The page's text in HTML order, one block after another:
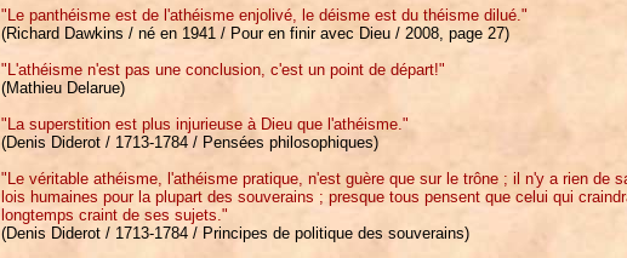
"Le panthéisme est de l'athéisme enjolivé, le déisme est du théisme dilué."
(Richard Dawkins / né en 1941 / Pour en finir avec Dieu / 2008, page 27)
"L'athéisme n'est pas une conclusion, c'est un point de départ!"
(Mathieu Delarue)
"La superstition est plus injurieuse à Dieu que l'athéisme."
(Denis Diderot / 1713-1784 / Pensées philosophiques)
"Le véritable athéisme, l'athéisme pratique, n'est guère que sur le trône ; il n'y a rien de
lois humaines pour la plupart des souverains ; presque tous pensent que celui qui
longtemps craint de ses sujets."
(Denis Diderot / 1713-1784 / Principes de politique des souverains)